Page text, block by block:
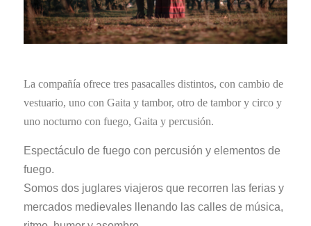
La compañía ofrece tres pasacalles distintos, con cambio de
vestuario, uno con Gaita y tambor, otro de tambor y circo y
uno nocturno con fuego, Gaita y percusión.
Espectáculo de fuego con percusión y elementos de
fuego.
Somos dos juglares viajeros que recorren las ferias y
mercados medievales llenando las calles de música,